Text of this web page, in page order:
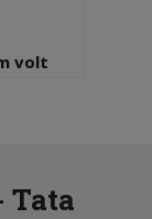
volt
Tata